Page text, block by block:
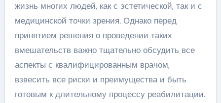
жизнь многих людей, как с эстетической, так и с
медицинской точки зрения. Однако перед
принятием решения о проведении таких
вмешательств важно тщательно обсудить все
аспекты с квалифицированным врачом,
взвесить все риски и преимущества и быть
готовым к длительному процессу реабилитации.